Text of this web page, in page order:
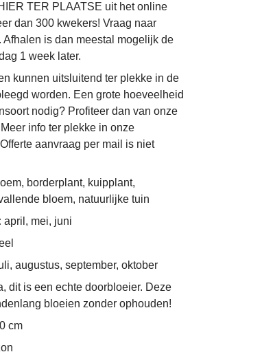
TER PLAATSE uit het online
dan 300 kwekers! Vraag naar
Afhalen is dan meestal mogelijk de
1 week later.
kunnen uitsluitend ter plekke in de
worden. Een grote hoeveelheid
nodig? Profiteer dan van onze
info ter plekke in onze
aanvraag per mail is niet
borderplant, kuipplant,
bloem, natuurlijke tuin
april, mei, juni
augustus, september, oktober
dit is een echte doorbloeier. Deze
bloeien zonder ophouden!
cm